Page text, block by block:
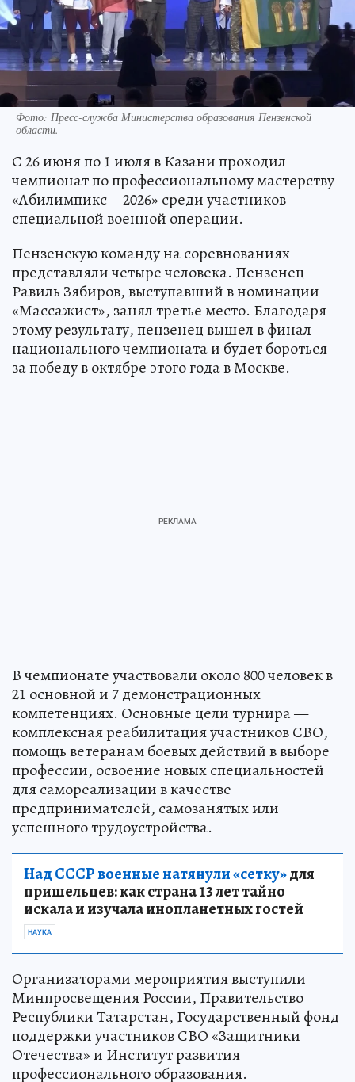
Фото: Пресс-служба Министерства образования Пензенской
области.
С 26 июня по 1 июля в Казани проходил
чемпионат по профессиональному мастерству
«Абилимпикс – 2026» среди участников
специальной военной операции.
Пензенскую команду на соревнованиях
представляли четыре человека. Пензенец
Равиль Зябиров, выступавший в номинации
«Массажист», занял третье место. Благодаря
этому результату, пензенец вышел в финал
национального чемпионата и будет бороться
за победу в октябре этого года в Москве.
В чемпионате участвовали около 800 человек в
21 основной и 7 демонстрационных
компетенциях. Основные цели турнира —
комплексная реабилитация участников СВО,
помощь ветеранам боевых действий в выборе
профессии, освоение новых специальностей
для самореализации в качестве
предпринимателей, самозанятых или
успешного трудоустройства.
Над СССР военные натянули «сетку»для
пришельцев: как страна 13 лет тайно
искала и изучала инопланетных гостей
НАУКА
Организаторами мероприятия выступили
Минпросвещения России, Правительство
Республики Татарстан, Государственный фонд
поддержки участников СВО «Защитники
Отечества» и Институт развития
профессионального образования.